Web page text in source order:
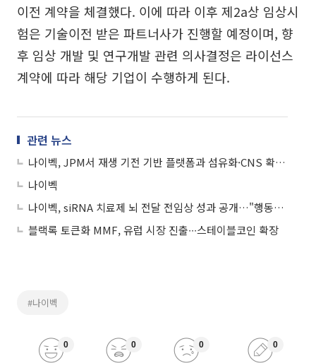
이전 계약을 체결했다. 이에 따라 이후 제2a상 임상시
험은 기술이전 받은 파트너사가 진행할 예정이며, 향
후 임상 개발 및 연구개발 관련 의사결정은 라이선스
계약에 따라 해당 기업이 수행하게 된다.
관련 뉴스
나이벡, JPM서 재생 기전 기반 플랫폼과 섬유화·CNS 확장 전략 소개
나이벡
나이벡, siRNA 치료제 뇌 전달 전임상 성과 공개…"행동지표 개선까지 확인"
블랙록 토큰화 MMF, 유럽 시장 진출∙∙∙스테이블코인 확장
#나이벡
0 0 0 0